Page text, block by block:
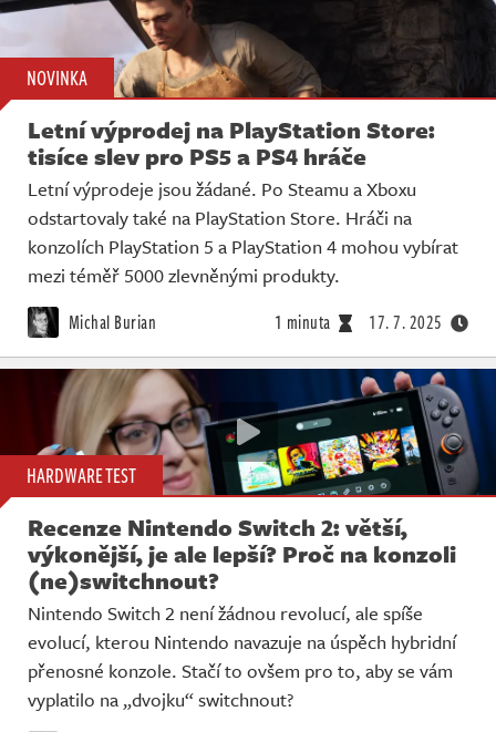
NOVINKA
Letní výprodej na PlayStation Store:
tisíce slev pro PS5 a PS4 hráče
Letní výprodeje jsou žádané. Po Steamu a Xboxu
odstartovaly také na PlayStation Store. Hráči na
konzolích PlayStation 5 a PlayStation 4 mohou vybírat
mezi téměř 5000 zlevněnými produkty.
Michal Burian 1 minuta 17. 7. 2025
HARDWARE TEST
Recenze Nintendo Switch 2: větší,
výkonější, je ale lepší? Proč na konzoli
(ne)switchnout?
Nintendo Switch 2 není žádnou revolucí, ale spíše
evolucí, kterou Nintendo navazuje na úspěch hybridní
přenosné konzole. Stačí to ovšem pro to, aby se vám
vyplatilo na „dvojku“ switchnout?